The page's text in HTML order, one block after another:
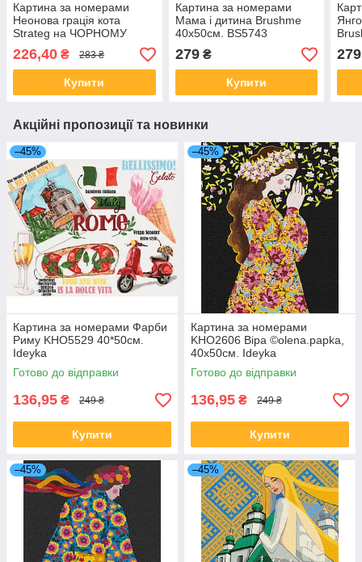
Картина за номерами
Неонова грація кота
Strateg на ЧОРНОМУ
ФОНІ, 40х50см. (AH1086)
226,40 ₴ 283 ₴
Купити
Картина за номерами
Мама і дитина Brushme
40х50см. BS5743
279₴
Купити
279
Акційні пропозиції та новинки
–45%
Картина за номерами Фарби
Риму KHO5529 40*50см.
Ideyka
Готово до відправки
136,95 ₴ 249 ₴
Купити
–45%
Картина за номерами
KHO2606 Віра ©olena.papka,
40x50см. Ideyka
Готово до відправки
136,95 ₴ 249 ₴
Купити
–45% –45%